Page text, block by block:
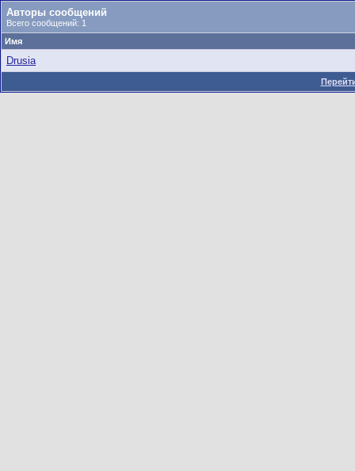
Авторы сообщений
Всего сообщений: 1
Имя
Drusia